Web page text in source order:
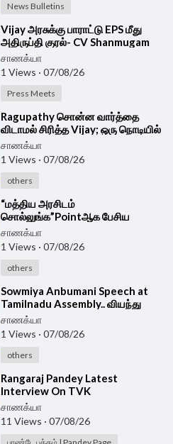
News Bulletins
⁣Vijay அரசுக்கு பாராட்டு EPS மீது
அதிருப்தி குரல்- CV Shanmugam
PressMeet | ADMK | TVK |
சாணக்யா
1 Views · 07/08/26
Press Meets
⁣Ragupathy சொன்ன வார்த்தை
விடாமல் சிரித்த Vijay; ஒரு நொடியில்
மாறிய சபை | TN Assembly 2026
சாணக்யா
1 Views · 07/08/26
others
⁣“மத்திய அரசிடம்
சொல்லுங்க”Pointஆக பேசிய
ஆனந்த் அசந்து பார்த்த Vijay | N
Anand Speech at TN Assembly
சாணக்யா
1 Views · 07/08/26
others
⁣Sowmiya Anbumani Speech at
Tamilnadu Assembly.. வியந்து
பார்த்த CM Vijay | PMK | TVK
சாணக்யா
1 Views · 07/08/26
others
⁣Rangaraj Pandey Latest
Interview On TVK
Government's Agri Budget | CM
Vijay | EPS | Udhayanidhi |DMK
சாணக்யா
11 Views · 07/08/26